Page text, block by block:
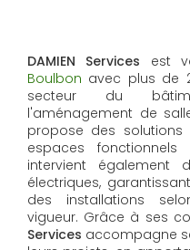
DAMIEN Services est
Boulbon avec plus de
secteur du
l'aménagement de
propose des
espaces fonctionnels
intervient également
électriques,
des installations
vigueur. Grâce à ses
Services accompagne